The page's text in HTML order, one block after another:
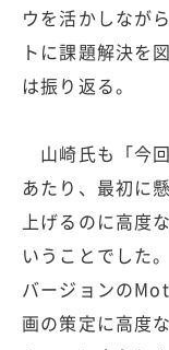
ウを活かしなが
トに課題解決を
は振り返る。
山崎氏も「今
あたり、最初に
上げるのに高度
いうことでした
バージョンの
画の策定に高度